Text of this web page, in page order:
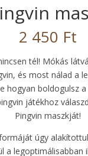
2 450 Ft
tél! Mókás
és most nálad a
hogyan boldogulsz
játékhoz
Pingvin maszkját!
úgy
a legoptimálisabban